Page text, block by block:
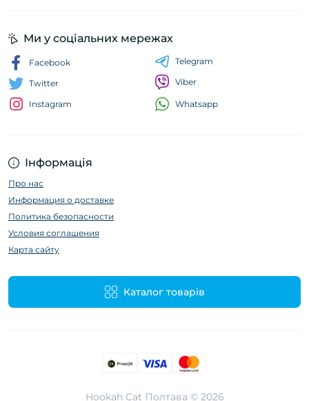
Інформація
Про нас
Информация о доставке
Политика безопасности
Условия соглашения
Карта сайту
Каталог товарів
Ми у соціальних мережах
Facebook
Twitter
Instagram
Telegram
Viber
Whatsapp
Hookah Cat Полтава © 2026